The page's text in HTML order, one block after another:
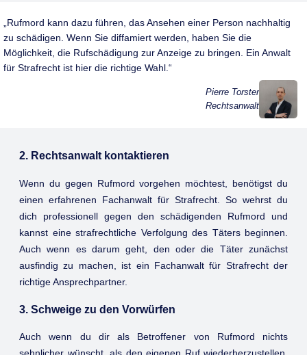
Rufmord kann dazu führen, das Ansehen einer Person nachhaltig
zu schädigen. Wenn Sie diffamiert werden, haben Sie die
Möglichkeit, die Rufschädigung zur Anzeige zu bringen. Ein Anwalt
für Strafrecht ist hier die richtige Wahl.
Pierre Torster
Rechtsanwalt
2. Rechtsanwalt kontaktieren
Wenn du gegen Rufmord vorgehen möchtest, benötigst du
einen erfahrenen Fachanwalt für Strafrecht. So wehrst du
dich professionell gegen den schädigenden Rufmord und
kannst eine strafrechtliche Verfolgung des Täters beginnen.
Auch wenn es darum geht, den oder die Täter zunächst
ausfindig zu machen, ist ein Fachanwalt für Strafrecht der
richtige Ansprechpartner.
3. Schweige zu den Vorwürfen
Auch wenn du dir als Betroffener von Rufmord nichts